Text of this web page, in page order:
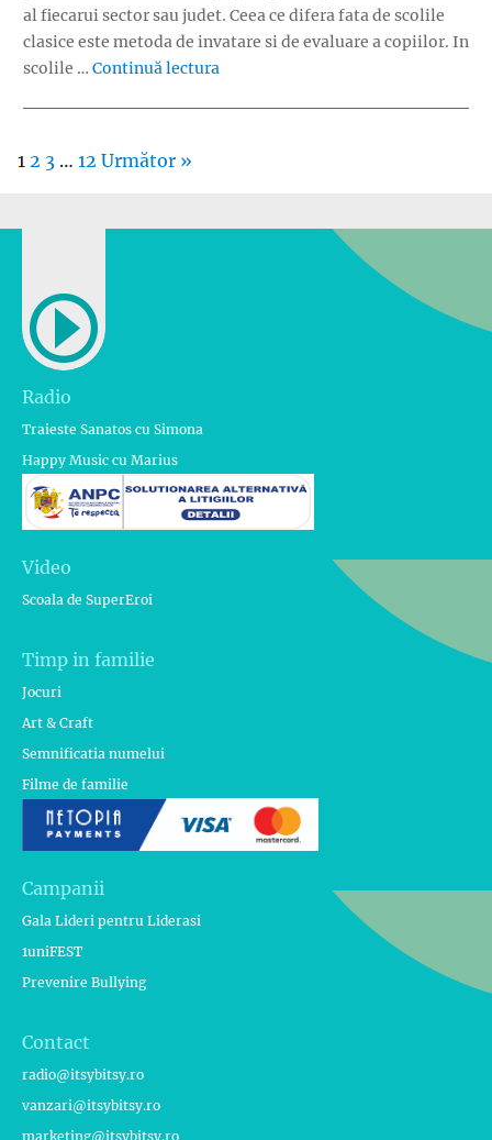
al fiecarui sector sau judet. Ceea ce difera fata de scolile
clasice este metoda de invatare si de evaluare a copiilor. In
scolile … Continuă lectura
1 2 3 … 12 Următor »
Radio
Traieste Sanatos cu Simona
Happy Music cu Marius
Video
Scoala de SuperEroi
Timp in familie
Jocuri
Art & Craft
Semnificatia numelui
Filme de familie
Campanii
Gala Lideri pentru Liderasi
1uniFEST
Prevenire Bullying
Contact
radio@itsybitsy.ro
vanzari@itsybitsy.ro
marketing@itsybitsy.ro